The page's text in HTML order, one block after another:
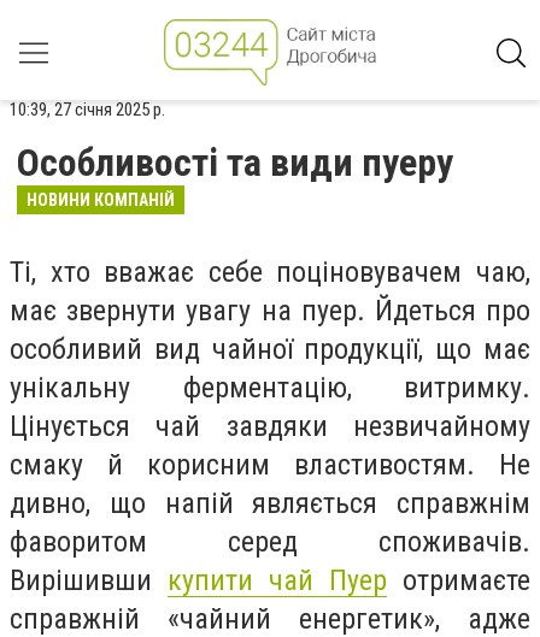
10:39, 27 січня 2025 р.
Особливості та види пуеру
НОВИНИ КОМПАНІЙ
Ті, хто вважає себе поціновувачем чаю,
має звернути увагу на пуер. Йдеться про
особливий вид чайної продукції, що має
унікальну ферментацію, витримку.
Цінується чай завдяки незвичайному
смаку й корисним властивостям. Не
дивно, що напій являється справжнім
фаворитом серед споживачів.
Вирішивши купити чай Пуер отримаєте
справжній «чайний енергетик», адже